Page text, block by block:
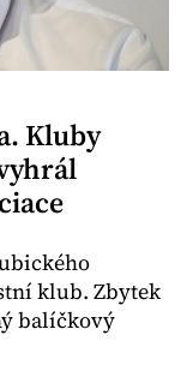
Kluby
klub. Zbytek
balíčkový